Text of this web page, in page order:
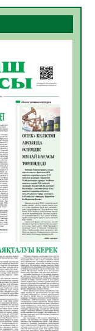
етті
–
32
көшуге ең
33
– әр
33
30
аясында
жобасы